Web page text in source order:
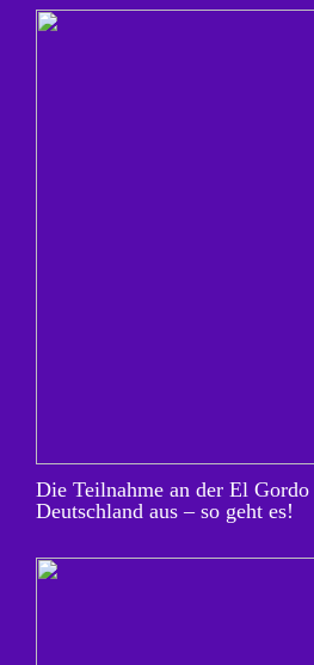
Die Teilnahme an der El
Deutschland aus – so geht es!